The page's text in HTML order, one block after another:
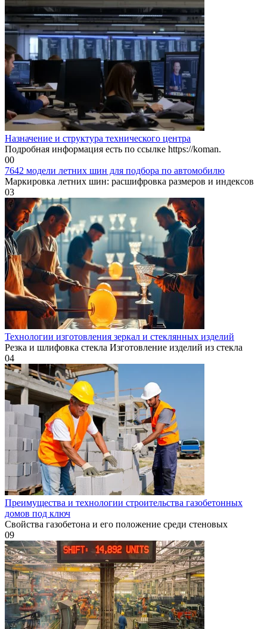
Назначение и структура технического центра
Подробная информация есть по ссылке https://koman.
00
7642 модели летних шин для подбора по автомобилю
Маркировка летних шин: расшифровка размеров и индексов
03
Технологии изготовления зеркал и стеклянных изделий
Резка и шлифовка стекла Изготовление изделий из стекла
04
Преимущества и технологии строительства газобетонных
домов под ключ
Свойства газобетона и его положение среди стеновых
09